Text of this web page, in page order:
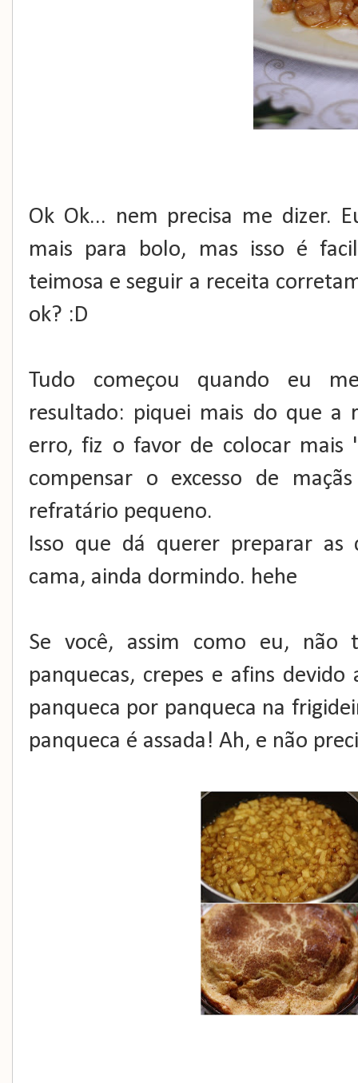
Ok Ok... nem precisa me dizer.
mais para bolo, mas isso é
teimosa e seguir a receita
ok? :D
Tudo começou quando eu
resultado: piquei mais do que a
erro, fiz o favor de colocar mais
compensar o excesso de
refratário pequeno.
Isso que dá querer preparar
cama, ainda dormindo. hehe
Se você, assim como eu, não
panquecas, crepes e afins
panqueca por panqueca na
panqueca é assada! Ah, e não